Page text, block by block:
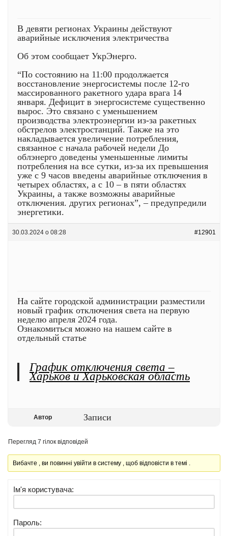
В девяти регионах Украины действуют
аварийные исключения электричества
Об этом сообщает УкрЭнерго.
“По состоянию на 11:00 продолжается
восстановление энергосистемы после 12-го
массированного ракетного удара врага 14
января. Дефицит в энергосистеме существенно
вырос. Это связано с уменьшением
производства электроэнергии из-за ракетных
обстрелов электростанций. Также на это
накладывается увеличение потребления,
связанное с начала рабочей недели До
облэнерго доведены уменьшенные лимиты
потребления на все сутки, из-за их превышения
уже с 9 часов введены аварийные отключения в
четырех областях, а с 10 – в пяти областях
Украины, а также возможны аварийные
отключения. других регионах”, – предупредили
энергетики.
30.03.2024 о 08:28 #12901
На сайте городской администрации разместили
новый график отключения света на первую
неделю апреля 2024 года.
Ознакомиться можно на нашем сайте в
отдельный статье
График отключения света –
Харьков и Харьковская область
Автор Записи
Перегляд 7 гілок відповідей
Вибачте , ви повинні увійти в систему , щоб відповісти в темі .
Ім'я користувача:
Пароль: